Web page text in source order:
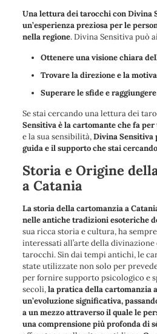
Una lettura dei tarocchi con Divina
un’esperienza preziosa per le
nella regione. Divina Sensitiva può
Ottenere una visione chiara
Trovare la direzione e la
Superare le sfide e
Se stai cercando una lettura dei
Sensitiva è la cartomante che fa per
e la sua sensibilità,Divina Sensitiva
guida e il supporto che stai cercando
Storia e Origine
a Catania
La storia della cartomanzia a
nelle antiche tradizioni esoteriche
sua ricca storia e cultura, ha
interessati all’arte della
tarocchi. Sin dai tempi antichi, le
state utilizzate non solo per
per fornire supporto psicologico e
secoli,la pratica della cartomanzia
un’evoluzione significativa,
a un mezzo attraverso il quale le
una comprensione più profonda di